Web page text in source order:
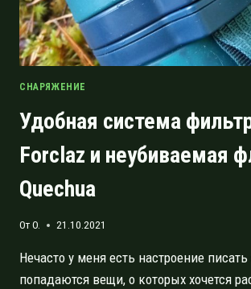
СНАРЯЖЕНИЕ
Удобная система
Forclaz и неубиваемая
Quechua
ОтO. 21.10.2021
Нечасто у меня есть настроение
попадаются вещи, о которых хочется